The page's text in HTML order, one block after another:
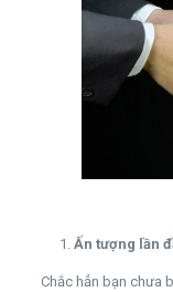
Ấn tượng lần
Chắc hẳn bạn chưa